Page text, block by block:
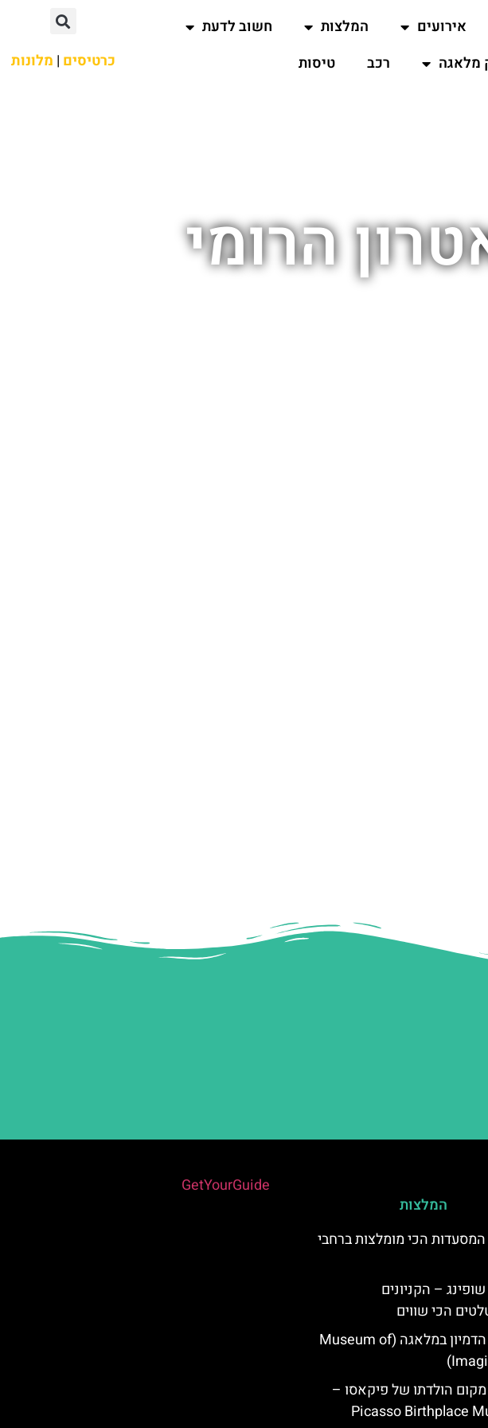
אירועים המלצות
חשוב לדעת
מלאגה רכב טיסות כרטיסים | מלונות
הרומי
המלצות
הכי מומלצות ברחבי
– הקניונים
הכי שווים
מוזיאון הדמיון במלאגה (Museum of
מקום הולדתו של פיקאסו –
Picasso Birthplace
GetYourGuide